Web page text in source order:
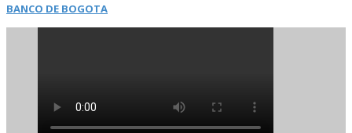
BANCO DE BOGOTA